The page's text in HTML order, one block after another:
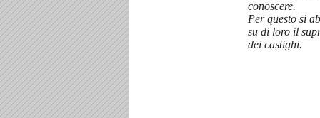
conoscere.
Per questo si
su di loro il
dei castighi.